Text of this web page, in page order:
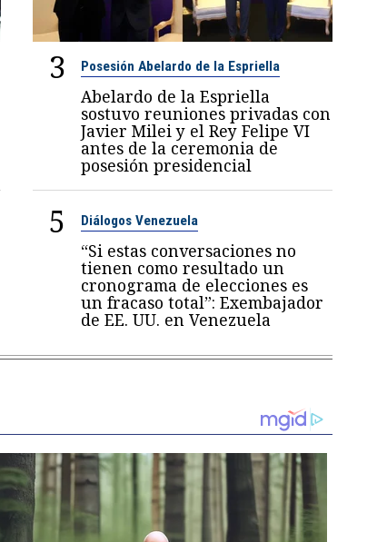
3 Posesión Abelardo de la Espriella
Abelardo de la Espriella
sostuvo reuniones privadas con
Javier Milei y el Rey Felipe VI
antes de la ceremonia de
posesión presidencial
5 Diálogos Venezuela
“Si estas conversaciones no
tienen como resultado un
cronograma de elecciones es
un fracaso total”: Exembajador
de EE. UU. en Venezuela